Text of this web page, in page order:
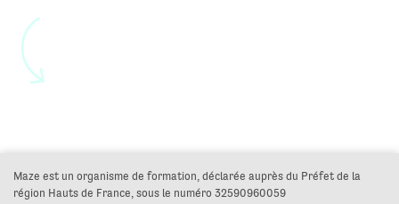
Maze est un organisme de formation, déclarée auprès du Préfet de la
région Hauts de France, sous le numéro 32590960059